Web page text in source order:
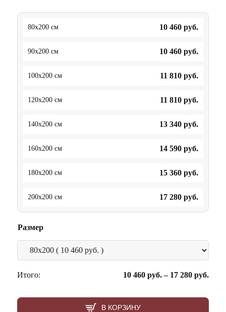
80x200 см 10 460 руб.
90x200 см 10 460 руб.
100x200 см 11 810 руб.
120x200 см 11 810 руб.
140x200 см 13 340 руб.
160x200 см 14 590 руб.
180x200 см 15 360 руб.
200x200 см 17 280 руб.
Размер
Итого: 10 460 руб.– 17 280 руб.
В КОРЗИНУ